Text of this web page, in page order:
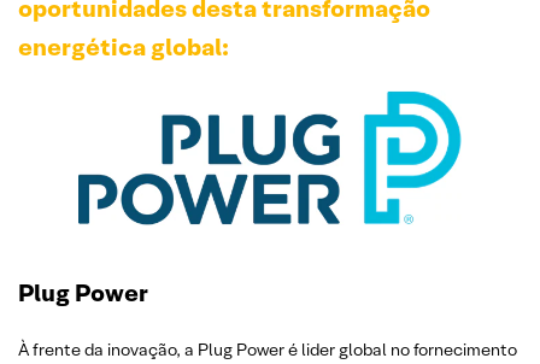
oportunidades desta transformação
energética global:
Plug Power
À frente da inovação, a Plug Power é lider global no fornecimento